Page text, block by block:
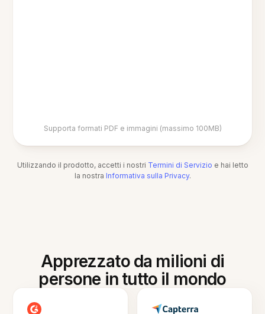
Supporta formati PDF e immagini (massimo 100MB)
Utilizzando il prodotto, accetti i nostri Termini di Servizio e hai letto
la nostra Informativa sulla Privacy.
Apprezzato da milioni di
persone in tutto il mondo